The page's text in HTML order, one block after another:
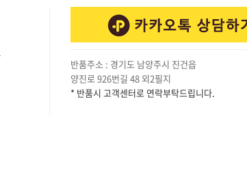
반품주소 : 경기도 남양주시 진건읍
양진로 926번길 48 외2필지
* 반품시 고객센터로 연락부탁드립니다.